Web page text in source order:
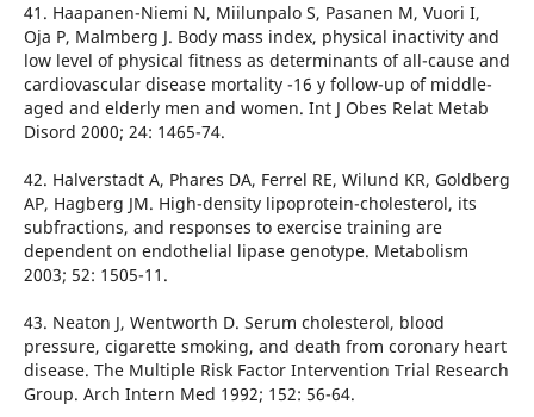
41. Haapanen-Niemi N, Miilunpalo S, Pasanen M, Vuori I,
Oja P, Malmberg J. Body mass index, physical inactivity and
low level of physical fitness as determinants of all-cause and
cardiovascular disease mortality -16 y follow-up of middle-
aged and elderly men and women. Int J Obes Relat Metab
Disord 2000; 24: 1465-74.
42. Halverstadt A, Phares DA, Ferrel RE, Wilund KR, Goldberg
AP, Hagberg JM. High-density lipoprotein-cholesterol, its
subfractions, and responses to exercise training are
dependent on endothelial lipase genotype. Metabolism
2003; 52: 1505-11.
43. Neaton J, Wentworth D. Serum cholesterol, blood
pressure, cigarette smoking, and death from coronary heart
disease. The Multiple Risk Factor Intervention Trial Research
Group. Arch Intern Med 1992; 152: 56-64.